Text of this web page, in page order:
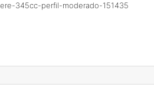
345cc-perfil-moderado-151435